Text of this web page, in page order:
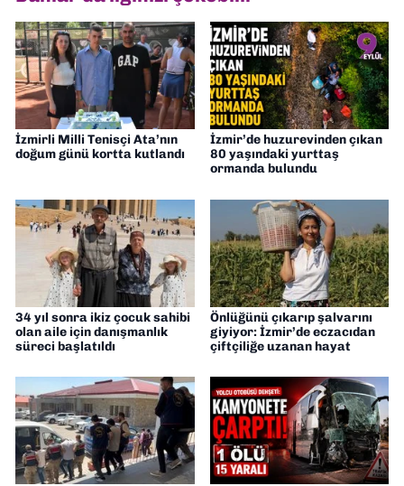
İzmirli Milli Tenisçi Ata’nın
doğum günü kortta kutlandı
İzmir’de huzurevinden çıkan
80 yaşındaki yurttaş
ormanda bulundu
34 yıl sonra ikiz çocuk sahibi
olan aile için danışmanlık
süreci başlatıldı
Önlüğünü çıkarıp şalvarını
giyiyor: İzmir’de eczacıdan
çiftçiliğe uzanan hayat